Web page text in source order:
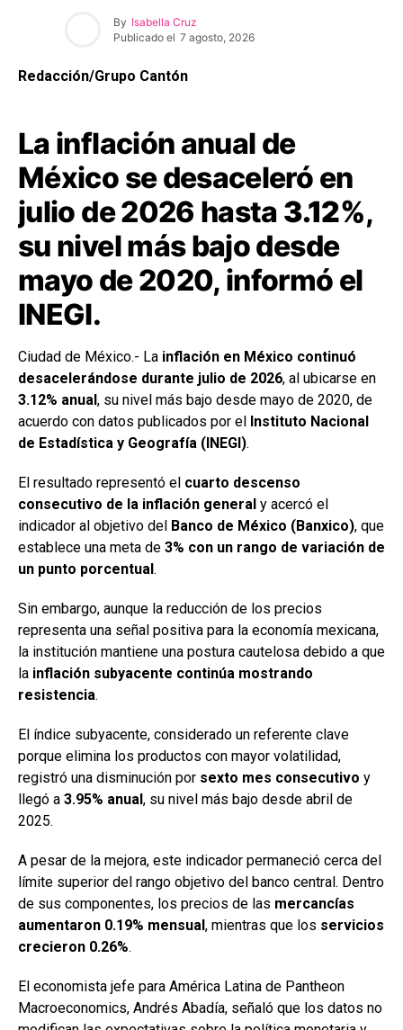
By Isabella Cruz
Publicado el 7 agosto, 2026
Redacción/Grupo Cantón
La inflación anual de
México se desaceleró en
julio de 2026 hasta 3.12%,
su nivel más bajo desde
mayo de 2020, informó el
INEGI.
Ciudad de México.- La inflación en México continuó
desacelerándose durante julio de 2026, al ubicarse en
3.12% anual, su nivel más bajo desde mayo de 2020, de
acuerdo con datos publicados por el Instituto Nacional
de Estadística y Geografía (INEGI).
El resultado representó el cuarto descenso
consecutivo de la inflación general y acercó el
indicador al objetivo del Banco de México (Banxico), que
establece una meta de 3% con un rango de variación de
un punto porcentual.
Sin embargo, aunque la reducción de los precios
representa una señal positiva para la economía mexicana,
la institución mantiene una postura cautelosa debido a que
la inflación subyacente continúa mostrando
resistencia.
El índice subyacente, considerado un referente clave
porque elimina los productos con mayor volatilidad,
registró una disminución por sexto mes consecutivo y
llegó a 3.95% anual, su nivel más bajo desde abril de
2025.
A pesar de la mejora, este indicador permaneció cerca del
límite superior del rango objetivo del banco central. Dentro
de sus componentes, los precios de las mercancías
aumentaron 0.19% mensual, mientras que los servicios
crecieron 0.26%.
El economista jefe para América Latina de Pantheon
Macroeconomics, Andrés Abadía, señaló que los datos no